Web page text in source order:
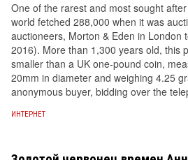
One of the rarest and most sought
world fetched 288,000 when it was
auctioneers, Morton & Eden in London
2016). More than 1,300 years old, this
smaller than a UK one-pound coin,
20mm in diameter and weighing 4.25
anonymous buyer, bidding over the
ИНТЕРНЕТ